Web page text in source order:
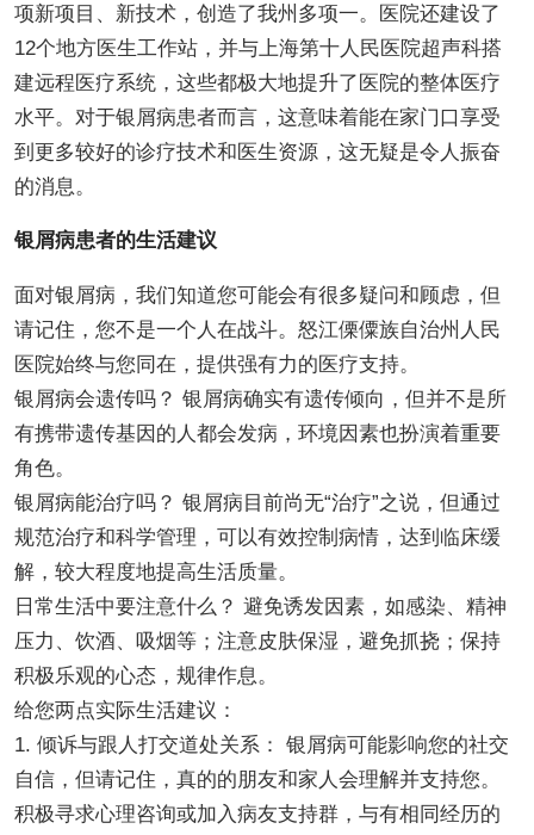
项新项目、新技术，创造了我州多项一。医院还建设了
12个地方医生工作站，并与上海第十人民医院超声科搭
建远程医疗系统，这些都极大地提升了医院的整体医疗
水平。对于银屑病患者而言，这意味着能在家门口享受
到更多较好的诊疗技术和医生资源，这无疑是令人振奋
的消息。
银屑病患者的生活建议
面对银屑病，我们知道您可能会有很多疑问和顾虑，但
请记住，您不是一个人在战斗。怒江傈僳族自治州人民
医院始终与您同在，提供强有力的医疗支持。
银屑病会遗传吗？ 银屑病确实有遗传倾向，但并不是所
有携带遗传基因的人都会发病，环境因素也扮演着重要
角色。
银屑病能治疗吗？ 银屑病目前尚无“治疗”之说，但通过
规范治疗和科学管理，可以有效控制病情，达到临床缓
解，较大程度地提高生活质量。
日常生活中要注意什么？ 避免诱发因素，如感染、精神
压力、饮酒、吸烟等；注意皮肤保湿，避免抓挠；保持
积极乐观的心态，规律作息。
给您两点实际生活建议：
1. 倾诉与跟人打交道处关系： 银屑病可能影响您的社交
自信，但请记住，真的的朋友和家人会理解并支持您。
积极寻求心理咨询或加入病友支持群，与有相同经历的